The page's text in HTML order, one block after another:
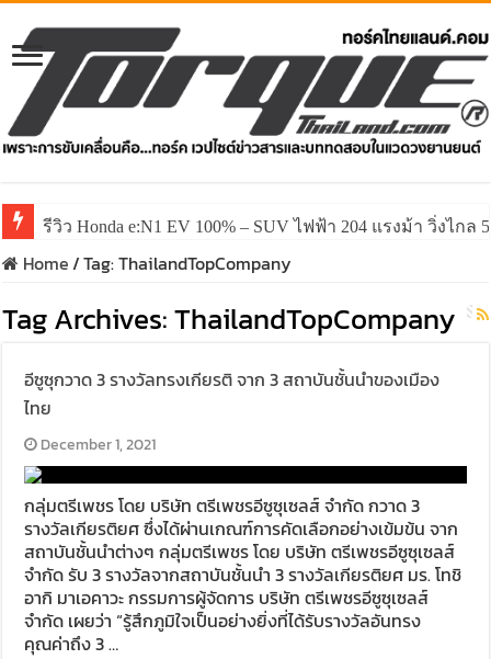
รีวิว Honda e:N1 EV 100% – SUV ไฟฟ้า 204 แรงม้า วิ่งไกล
Home/Tag:ThailandTopCompany
Tag Archives:ThailandTopCompany
อีซูซุกวาด 3 รางวัลทรงเกียรติ จาก 3 สถาบันชั้นนำของเมือง
ไทย
December 1, 2021
กลุ่มตรีเพชร โดย บริษัท ตรีเพชรอีซูซุเซลส์ จำกัด กวาด 3
รางวัลเกียรติยศ ซึ่งได้ผ่านเกณฑ์การคัดเลือกอย่างเข้มข้น จาก
สถาบันชั้นนำต่างๆ กลุ่มตรีเพชร โดย บริษัท ตรีเพชรอีซูซุเซลส์
จำกัด รับ 3 รางวัลจากสถาบันชั้นนำ 3 รางวัลเกียรติยศ มร. โทชิ
อากิ มาเอคาวะ กรรมการผู้จัดการ บริษัท ตรีเพชรอีซูซุเซลส์
จำกัด เผยว่า “รู้สึกภูมิใจเป็นอย่างยิ่งที่ได้รับรางวัลอันทรง
คุณค่าถึง 3 …